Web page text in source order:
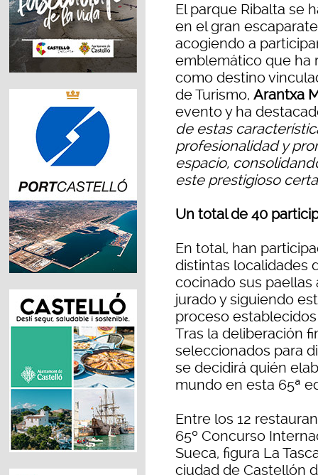
El parque Ribalta se
en el gran
acogiendo a
emblemático que ha
como destino
de Turismo, Arantxa
evento y ha
de estas
profesionalidad y
espacio,
este prestigioso
Un total de 40
En total, han
distintas localidades
cocinado sus paellas
jurado y siguiendo
proceso
Tras la deliberación
seleccionados para
se decidirá quién
mundo en esta 65ª
Entre los 12
65º Concurso
Sueca, figura La
ciudad de Castellón